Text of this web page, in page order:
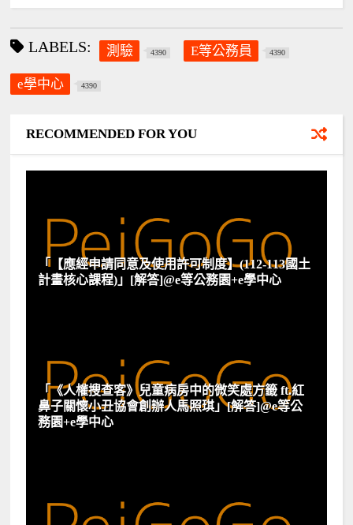
LABELS: 測驗 4390 E等公務員 4390
e學中心 4390
RECOMMENDED FOR YOU
「【應經申請同意及使用許可制度】(112-113國土
計畫核心課程)」[解答]@e等公務園+e學中心
「《人權搜查客》兒童病房中的微笑處方籤 ft.紅
鼻子關懷小丑協會創辦人馬照琪」[解答]@e等公
務園+e學中心